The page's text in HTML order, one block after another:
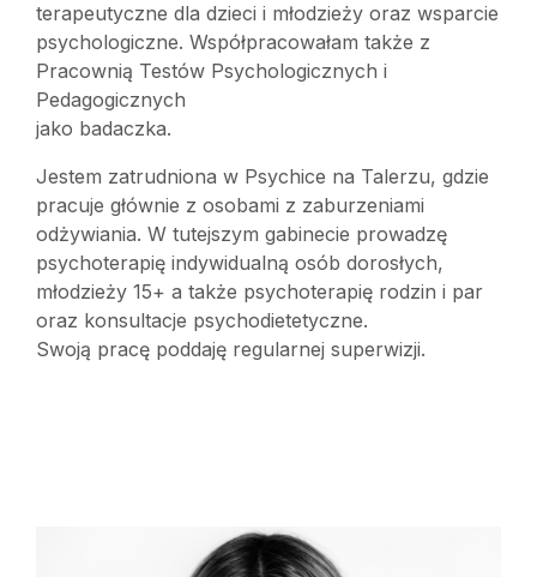
terapeutyczne dla dzieci i młodzieży oraz wsparcie
psychologiczne. Współpracowałam także z
Pracownią Testów Psychologicznych i
Pedagogicznych
jako badaczka.
Jestem zatrudniona w Psychice na Talerzu, gdzie
pracuje głównie z osobami z zaburzeniami
odżywiania. W tutejszym gabinecie prowadzę
psychoterapię indywidualną osób dorosłych,
młodzieży 15+ a także psychoterapię rodzin i par
oraz konsultacje psychodietetyczne.
Swoją pracę poddaję regularnej superwizji.